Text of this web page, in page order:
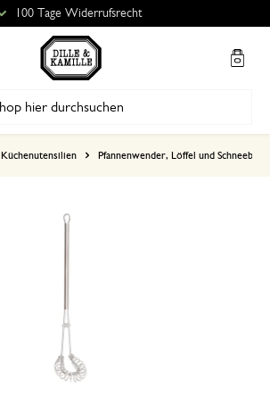
100 Tage Widerrufsrecht
Küchenutensilien Pfannenwender, Löffel und